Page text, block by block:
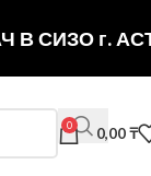
В СИЗО г.
0 0,00₸